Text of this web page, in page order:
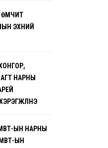
ӨМЧИТ
ЭХНИЙ
НАРНЫ
ЫН НАРНЫ
ЫН